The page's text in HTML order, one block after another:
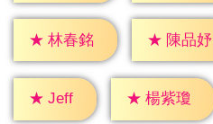
★ 林春銘 ★ 陳品妤
★ Jeff ★ 楊紫瓊